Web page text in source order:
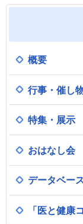
概要
行事・催し
特集・展示
おはなし会
データベー
「医と健康